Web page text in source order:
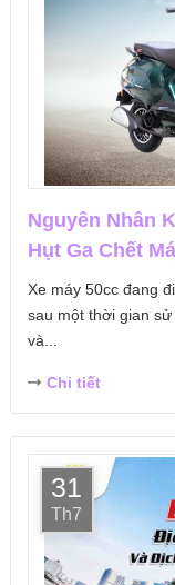
Nguyên Nhân
Hụt Ga Chết
Xe máy 50cc đang
sau một thời gian
và...
Chi tiết
31
Th7